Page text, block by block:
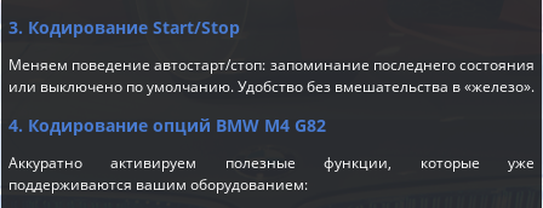
3. Кодирование Start/Stop
Меняем поведение автостарт/стоп: запоминание последнего состояния
или выключено по умолчанию. Удобство без вмешательства в «железо».
4. Кодирование опций BMW M4 G82
Аккуратно активируем полезные функции, которые уже
поддерживаются вашим оборудованием: